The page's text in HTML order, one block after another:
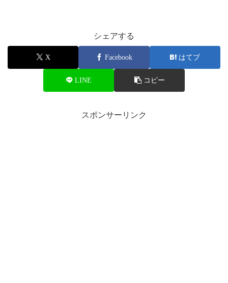
シェアする
X Facebook はてブ
LINE コピー
スポンサーリンク